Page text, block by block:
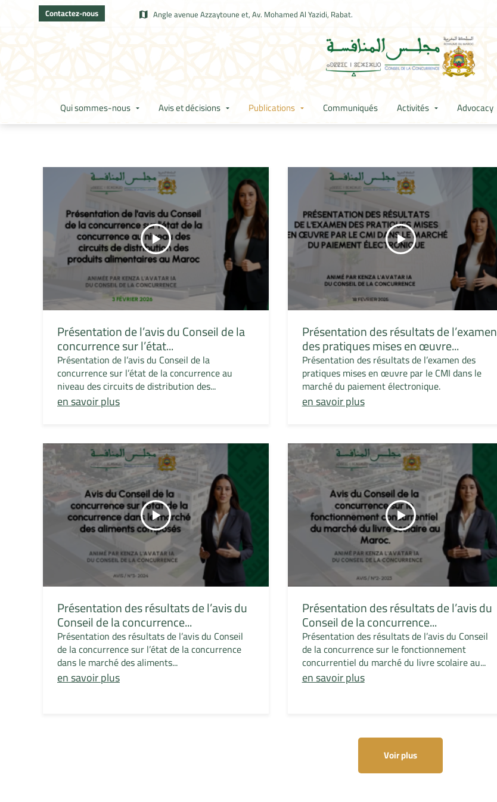
Contactez-nous Angle avenue Azzaytoune et, Av. Mohamed Al Yazidi, Rabat.
Qui sommes-nous Avis et décisions Publications Communiqués Activités Advocacy
Présentation de l’avis du Conseil de la
concurrence sur l’état...
Présentation de l’avis du Conseil de la
concurrence sur l’état de la concurrence au
niveau des circuits de distribution des...
en savoir plus
Présentation des résultats de l’examen
des pratiques mises en œuvre...
Présentation des résultats de l’examen des
pratiques mises en œuvre par le CMI dans le
marché du paiement électronique.
en savoir plus
Présentation des résultats de l’avis du
Conseil de la concurrence...
Présentation des résultats de l’avis du Conseil
de la concurrence sur l’état de la concurrence
dans le marché des aliments...
en savoir plus
Présentation des résultats de l’avis du
Conseil de la concurrence...
Présentation des résultats de l’avis du Conseil
de la concurrence sur le fonctionnement
concurrentiel du marché du livre scolaire au...
en savoir plus
Voir plus